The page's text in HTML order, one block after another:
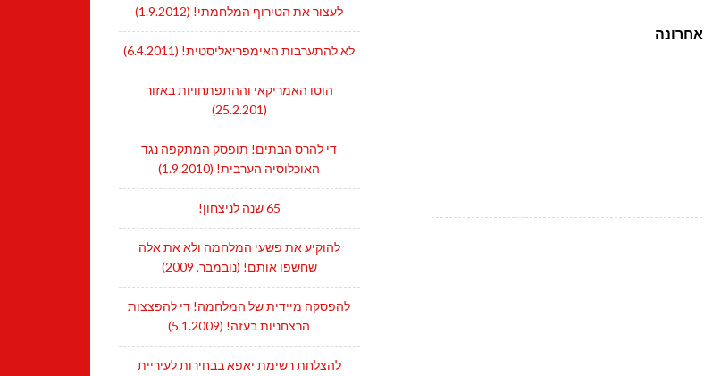
לעצור את הטירוף המלחמתי! (1.9.2012)
לא להתערבות האימפריאליסטית! (6.4.2011)
הוטו האמריקאי וההתפתחויות באזור
(25.2.201)
די להרס הבתים! תופסק המתקפה נגד
האוכלוסיה הערבית! (1.9.2010)
65 שנה לניצחון!
להוקיע את פשעי המלחמה ולא את אלה
שחשפו אותם! (נובמבר, 2009)
להפסקה מיידית של המלחמה! די להפצצות
הרצחניות בעזה! (5.1.2009)
להצלחת רשימת יאפא בבחירות לעיריית